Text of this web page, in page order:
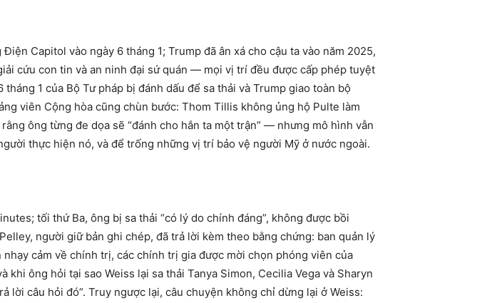
Capitol vào ngày 6 tháng 1; Trump đã ân xá cho cậu ta vào năm 2025,
cứu con tin và an ninh đại sứ quán — mọi vị trí đều được cấp phép tuyệt
1 của Bộ Tư pháp bị đánh dấu để sa thải và Trump giao toàn bộ
viên Cộng hòa cũng chùn bước: Thom Tillis không ủng hộ Pulte làm
ông từng đe dọa sẽ “đánh cho hắn ta một trận” — nhưng mô hình vẫn
thực hiện nó, và để trống những vị trí bảo vệ người Mỹ ở nước ngoài.
tối thứ Ba, ông bị sa thải “có lý do chính đáng”, không được bồi
người giữ bản ghi chép, đã trả lời kèm theo bằng chứng: ban quản lý
cảm về chính trị, các chính trị gia được mời chọn phóng viên của
ông hỏi tại sao Weiss lại sa thải Tanya Simon, Cecilia Vega và Sharyn
lời câu hỏi đó”. Truy ngược lại, câu chuyện không chỉ dừng lại ở Weiss: